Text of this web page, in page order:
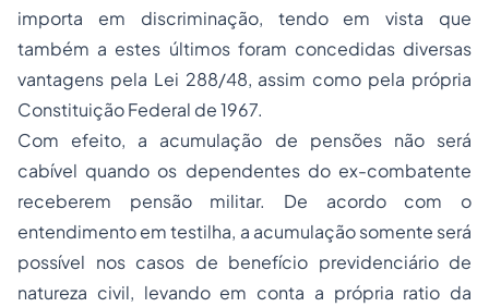
importa em discriminação, tendo em vista que
também a estes últimos foram concedidas diversas
vantagens pela Lei 288/48, assim como pela própria
Constituição Federal de 1967.
Com efeito, a acumulação de pensões não será
cabível quando os dependentes do ex-combatente
receberem pensão militar. De acordo com o
entendimento em testilha, a acumulação somente será
possível nos casos de benefício previdenciário de
natureza civil, levando em conta a própria ratio da